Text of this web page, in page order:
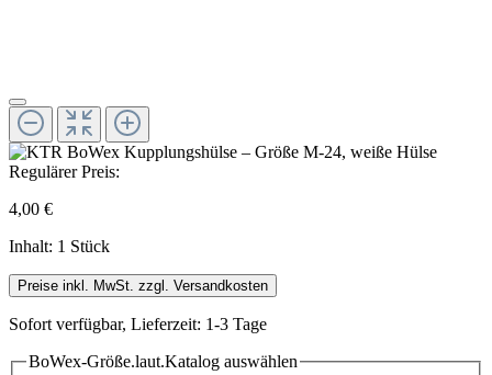
Regulärer Preis:
4,00 €
Inhalt: 1 Stück
Preise inkl. MwSt. zzgl. Versandkosten
Sofort verfügbar, Lieferzeit: 1-3 Tage
BoWex-Größe.laut.Katalog auswählen